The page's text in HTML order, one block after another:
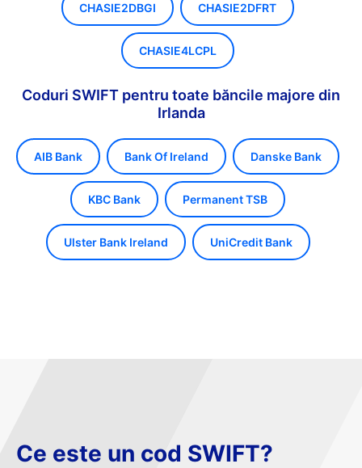
CHASIE2DBGI CHASIE2DFRT
CHASIE4LCPL
Coduri SWIFT pentru toate băncile majore din
Irlanda
AIB Bank Bank Of Ireland Danske Bank
KBC Bank Permanent TSB
Ulster Bank Ireland UniCredit Bank
Ce este un cod SWIFT?